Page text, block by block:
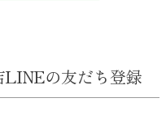
LINEの友だち登録